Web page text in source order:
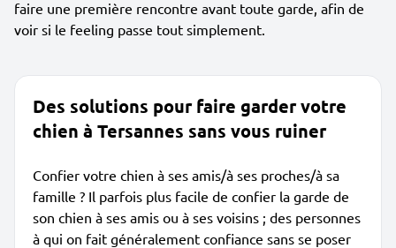
faire une première rencontre avant toute garde, afin de
voir si le feeling passe tout simplement.
Des solutions pour faire garder votre
chien à Tersannes sans vous ruiner
Confier votre chien à ses amis/à ses proches/à sa
famille ? Il parfois plus facile de confier la garde de
son chien à ses amis ou à ses voisins ; des personnes
à qui on fait généralement confiance sans se poser